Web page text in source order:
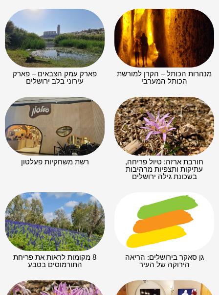
מנהרות הכותל – הקרן למורשת
הכותל המערבי
פארק עמק הצבאים – פארק
עירוני בלב ירושלים
חורבת ארזה: טיול פריחה,
עתיקות ותצפיות מרהיבות
בשכונת גילה ירושלים
רשת משחקיות פעלטון
גן סאקר בירושלים: הריאה
הירוקה של העיר
8 מקומות לראות את פריחת
התורמוסים בטבע